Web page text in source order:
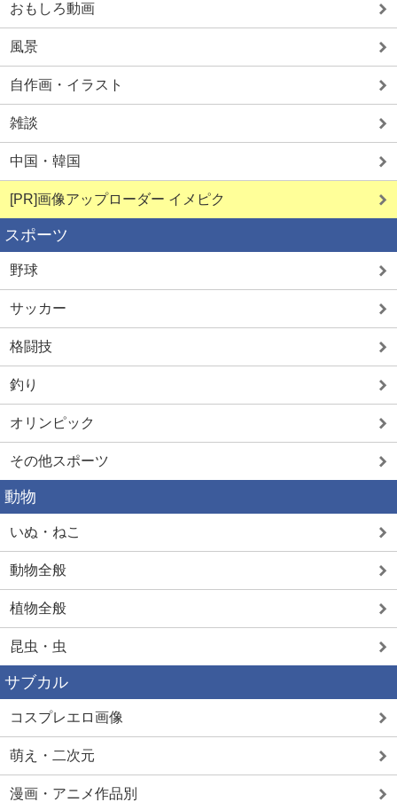
おもしろ動画
風景
自作画・イラスト
雑談
中国・韓国
[PR]画像アップローダー イメピク
スポーツ
野球
サッカー
格闘技
釣り
オリンピック
その他スポーツ
動物
いぬ・ねこ
動物全般
植物全般
昆虫・虫
サブカル
コスプレエロ画像
萌え・二次元
漫画・アニメ作品別